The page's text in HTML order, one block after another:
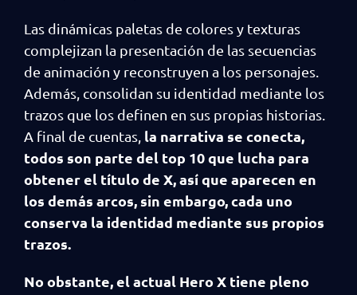
Las dinámicas paletas de colores y texturas
complejizan la presentación de las secuencias
de animación y reconstruyen a los personajes.
Además, consolidan su identidad mediante los
trazos que los definen en sus propias historias.
A final de cuentas, la narrativa se conecta,
todos son parte del top 10 que lucha para
obtener el título de X, así que aparecen en
los demás arcos, sin embargo, cada uno
conserva la identidad mediante sus propios
trazos.
No obstante, el actual Hero X tiene pleno